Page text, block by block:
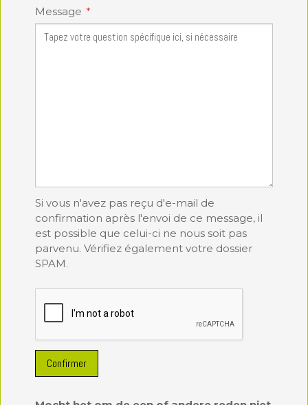
Message
Si vous n'avez pas reçu d'e-mail de
confirmation après l'envoi de ce message, il
est possible que celui-ci ne nous soit pas
parvenu. Vérifiez également votre dossier
SPAM.
Confirmer